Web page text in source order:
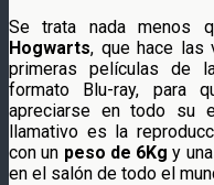
Se trata nada menos
Hogwarts, que hace las
primeras películas de
formato Blu-ray, para
apreciarse en todo su
llamativo es la
con un peso de 6Kg y
en el salón de todo el